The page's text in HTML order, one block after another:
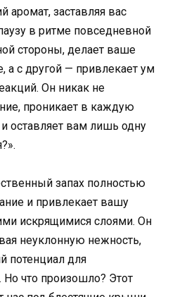
аромат, заставляя вас
в ритме повседневной
стороны, делает ваше
а с другой — привлекает ум
Он никак не
проникает в каждую
оставляет вам лишь одну
запах полностью
и привлекает вашу
искрящимися слоями. Он
неуклонную нежность,
потенциал для
Но что произошло? Этот